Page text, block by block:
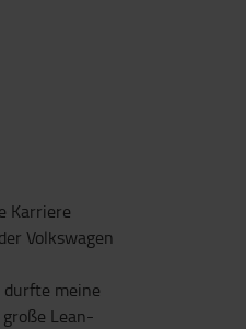
Karriere
Volkswagen
durfte meine
Lean-